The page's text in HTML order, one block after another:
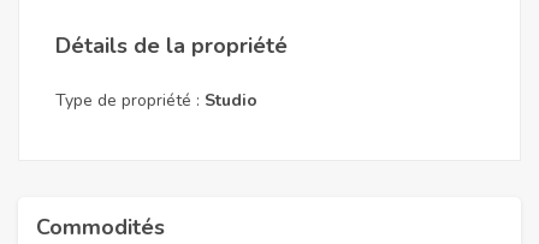
Détails de la propriété
Type de propriété : Studio
Commodités